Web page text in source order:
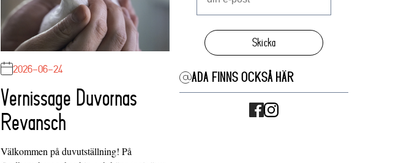
2026-06-24
Vernissage Duvornas
Revansch
Välkommen på duvutställning! På
Skicka
ADA FINNS OCKSÅ HÄR